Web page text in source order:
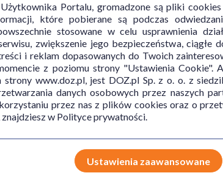
Portalu, gromadzone są pliki
które pobierane są podczas
stosowane w celu usprawnienia
zwiększenie jego bezpieczeństwa, ciągłe
i reklam dopasowanych do Twoich
z poziomu strony "Ustawienia Cookie".
strony www.doz.pl, jest DOZ.pl Sp. z o. o. z
danych osobowych przez naszych
przez nas z plików cookies oraz o
w Polityce prywatności.
Ustawienia zaawansowane